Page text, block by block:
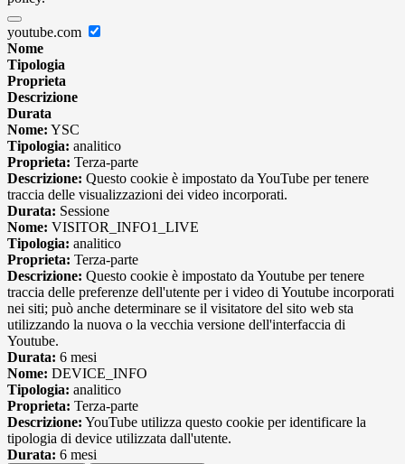
youtube.com
Nome
Tipologia
Proprieta
Descrizione
Durata
Nome: YSC
Tipologia: analitico
Proprieta: Terza-parte
Descrizione: Questo cookie è impostato da YouTube per tenere
traccia delle visualizzazioni dei video incorporati.
Durata: Sessione
Nome: VISITOR_INFO1_LIVE
Tipologia: analitico
Proprieta: Terza-parte
Descrizione: Questo cookie è impostato da Youtube per tenere
traccia delle preferenze dell'utente per i video di Youtube incorporati
nei siti; può anche determinare se il visitatore del sito web sta
utilizzando la nuova o la vecchia versione dell'interfaccia di
Youtube.
Durata: 6 mesi
Nome: DEVICE_INFO
Tipologia: analitico
Proprieta: Terza-parte
Descrizione: YouTube utilizza questo cookie per identificare la
tipologia di device utilizzata dall'utente.
Durata: 6 mesi